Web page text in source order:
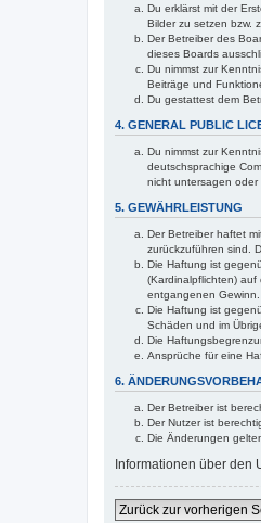
Du erklärst mit der
Bilder zu setzen bzw.
Der Betreiber des
dieses Boards
Du nimmst zur
Beiträge und
Du gestattest dem
4. GENERAL PUBLIC
Du nimmst zur
deutschsprachige
nicht untersagen oder
5. GEWÄHRLEISTUNG
Der Betreiber haftet
zurückzuführen sind.
Die Haftung ist
(Kardinalpflichten) auf
entgangenen Gewinn.
Die Haftung ist
Schäden und im
Die
Ansprüche für eine
6.
Der Betreiber ist
Der Nutzer ist
Die Änderungen
Informationen über den
Zurück zur vorherigen